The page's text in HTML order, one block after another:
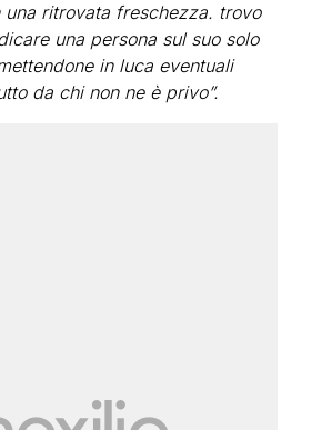
ritrovata freschezza. trovo
una persona sul suo solo
in luca eventuali
da chi non ne è privo”.